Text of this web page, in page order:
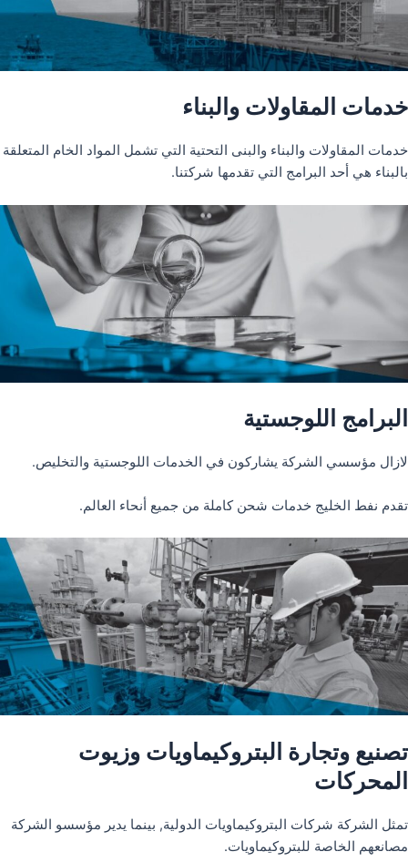
خدمات المقاولات والبناء
خدمات المقاولات والبناء والبنى التحتية التي تشمل المواد الخام المتعلقة
بالبناء هي أحد البرامج التي تقدمها شركتنا.
البرامج اللوجستية
لازال مؤسسي الشركة يشاركون في الخدمات اللوجستية والتخليص.
تقدم نفط الخليج خدمات شحن كاملة من جميع أنحاء العالم.
تصنيع وتجارة البتروكيماويات وزيوت
المحركات
تمثل الشركة شركات البتروكيماويات الدولية, بينما يدير مؤسسو الشركة
مصانعهم الخاصة للبتروكيماويات.